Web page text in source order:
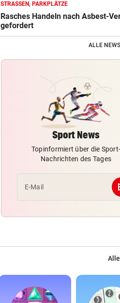
STRASSEN, PARKPLÄTZE
Rasches Handeln nach Asbest-
gefordert
ALLE
Sport News
Topinformiert über die
Nachrichten des Tages
E-Mail